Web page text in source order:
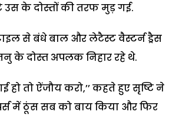
उस के दोस्तों की तरफ मुड़ गई.
से बंधे बाल और लेटैस्ट वैस्टर्न ड्रैस
के दोस्त अपलक निहार रहे थे.
हो तो ऐंजौय करो,’’ कहते हुए सृष्टि ने
में ठूंस सब को बाय किया और फिर